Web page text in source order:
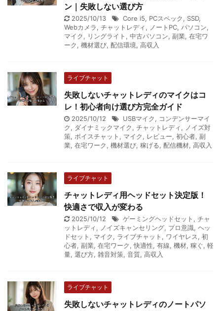
ン｜失敗しない選び方
2025/10/13 Core i5, PCスペック, SSD,
Webカメラ, チャットレディ, ノートPC, パソコン,
マイク, リングライト , 中古パソコン, 副業, 在宅ワ
ーク, 機材選び, 配信環境, 高収入
ライブチャット
失敗しないチャットレディのマイクはコ
レ！初心者向け選び方完全ガイド
2025/10/12 USBマイク, コンデンサーマイ
ク, ダイナミックマイク, チャットレディ, ノイズ対
策, ボイスチャット , マイク, レビュー, 初心者, 副
業, 在宅ワーク, 機材選び, 稼げる, 配信機材, 高収入
ライブチャット
チャットレディ用ヘッドセット決定版！
快適さで収入が変わる
2025/10/12 ゲーミングヘッドセット , チャ
ットレディ, ノイズキャンセリング, プロ意識, ヘッ
ドセット , マイク, ライブチャット , ワイヤレス, 初
心者, 副業, 在宅ワーク, 快適性, 有線, 機材, 稼ぐ, 軽
量, 選び方, 雑音対策, 音質, 高収入
ライブチャット
失敗しないチャットレディのノートパソ